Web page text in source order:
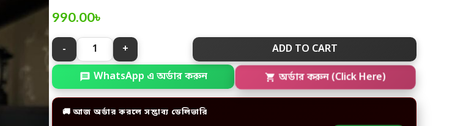
990.00৳
ADD TO CART
WhatsApp এ অর্ডার করুন অর্ডার করুন (Click Here)
🚚 আজ অর্ডার করলে সম্ভাব্য ডেলিভারি